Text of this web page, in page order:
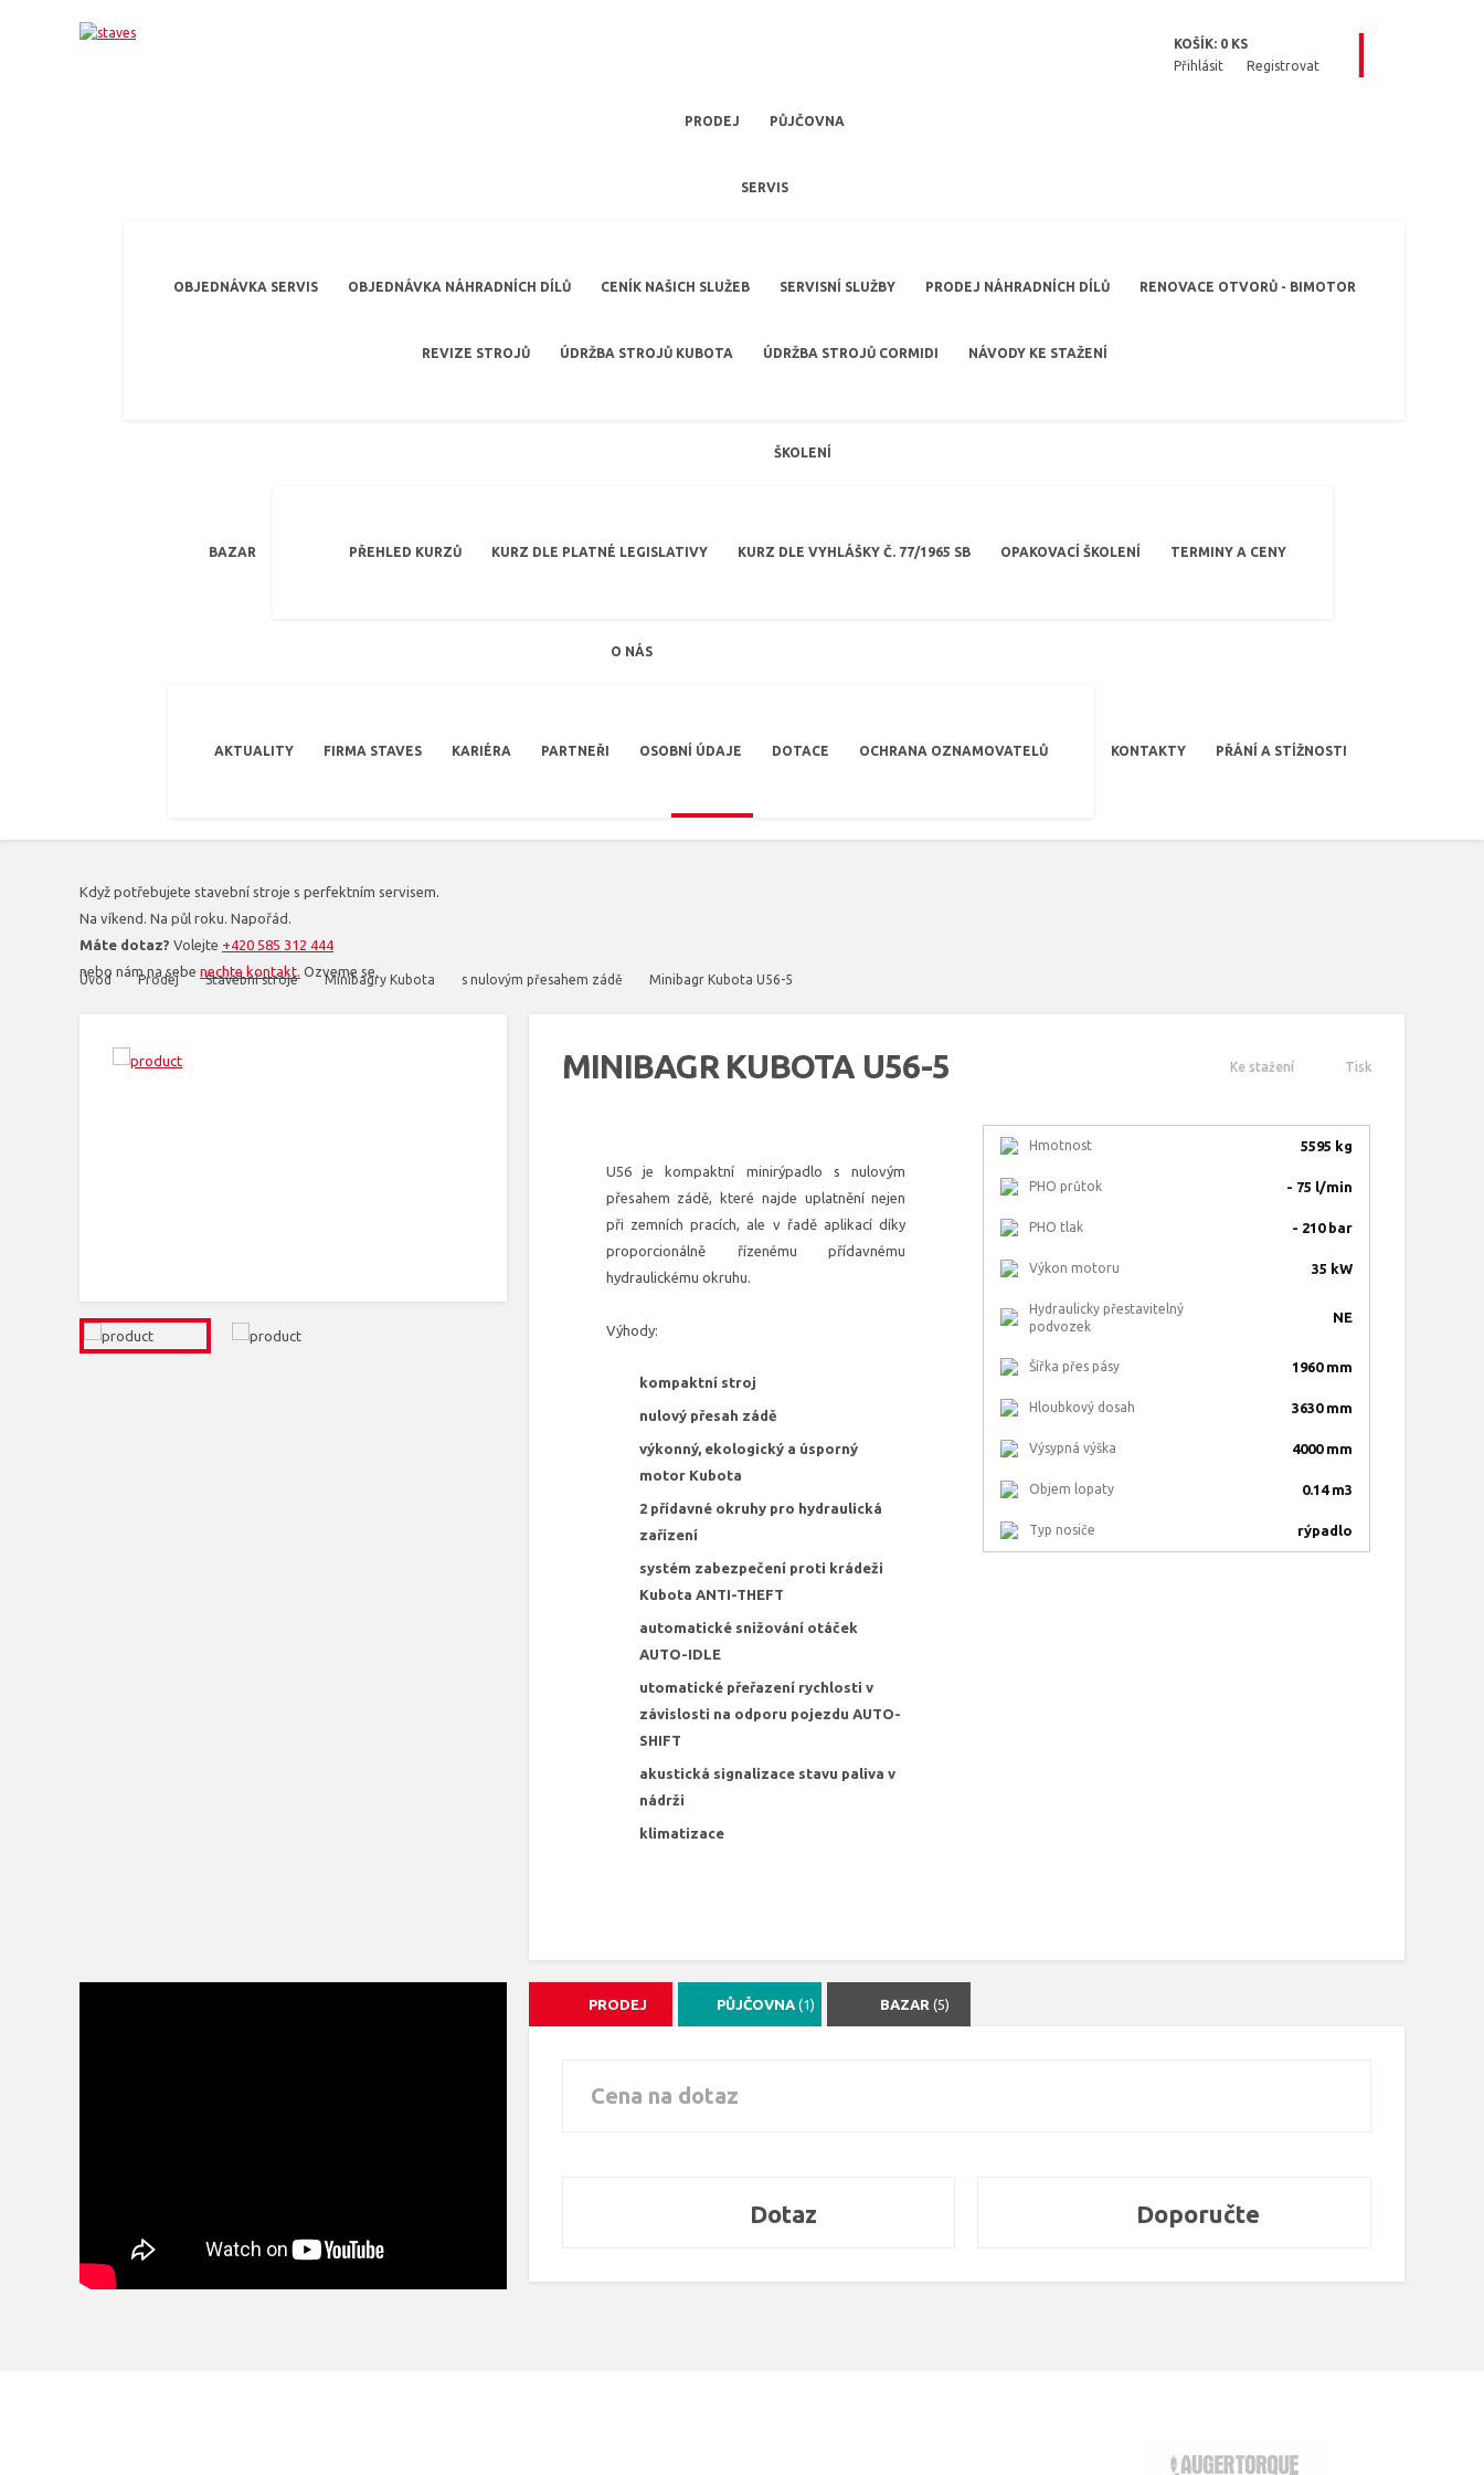
KOŠÍK: 0 KS
Přihlásit
Registrovat
PRODEJ PŮJČOVNA
SERVIS
OBJEDNÁVKA SERVIS OBJEDNÁVKA NÁHRADNÍCH DÍLŮ CENÍK NAŠICH SLUŽEB SERVISNÍ SLUŽBY PRODEJ NÁHRADNÍCH DÍLŮ RENOVACE OTVORŮ - BIMOTOR
REVIZE STROJŮ ÚDRŽBA STROJŮ KUBOTA ÚDRŽBA STROJŮ CORMIDI NÁVODY KE STAŽENÍ
BAZAR
ŠKOLENÍ
PŘEHLED KURZŮ KURZ DLE PLATNÉ LEGISLATIVY KURZ DLE VYHLÁŠKY Č. 77/1965 SB OPAKOVACÍ ŠKOLENÍ TERMINY A CENY
O NÁS
AKTUALITY FIRMA STAVES KARIÉRA PARTNEŘI OSOBNÍ ÚDAJE DOTACE OCHRANA OZNAMOVATELŮ KONTAKTY PŘÁNÍ A STÍŽNOSTI
Když potřebujete stavební stroje s perfektním servisem.
Na víkend. Na půl roku. Napořád.
Máte dotaz? Volejte +420 585 312 444
nebo nám na sebe nechte kontakt. Ozveme se.
Úvod Prodej Stavební stroje Minibagry Kubota s nulovým přesahem zádě Minibagr Kubota U56-5
MINIBAGR KUBOTA U56-5
U56 je kompaktní minirýpadlo s nulovým
přesahem zádě, které najde uplatnění nejen
při zemních pracích, ale v řadě aplikací díky
proporcionálně řízenému přídavnému
hydraulickému okruhu.
Výhody:
kompaktní stroj
nulový přesah zádě
výkonný, ekologický a úsporný
motor Kubota
2 přídavné okruhy pro hydraulická
zařízení
systém zabezpečení proti krádeži
Kubota ANTI-THEFT
automatické snižování otáček
AUTO-IDLE
utomatické přeřazení rychlosti v
závislosti na odporu pojezdu AUTO-
SHIFT
akustická signalizace stavu paliva v
nádrži
klimatizace
Ke stažení Tisk
Hmotnost 5595 kg
PHO průtok - 75 l/min
PHO tlak - 210 bar
Výkon motoru 35 kW
Hydraulicky přestavitelný
podvozek
NE
Šířka přes pásy 1960 mm
Hloubkový dosah 3630 mm
Výsypná výška 4000 mm
Objem lopaty 0.14 m3
Typ nosiče rýpadlo
PRODEJ PŮJČOVNA (1) BAZAR(5)
Cena na dotaz
Dotaz Doporučte